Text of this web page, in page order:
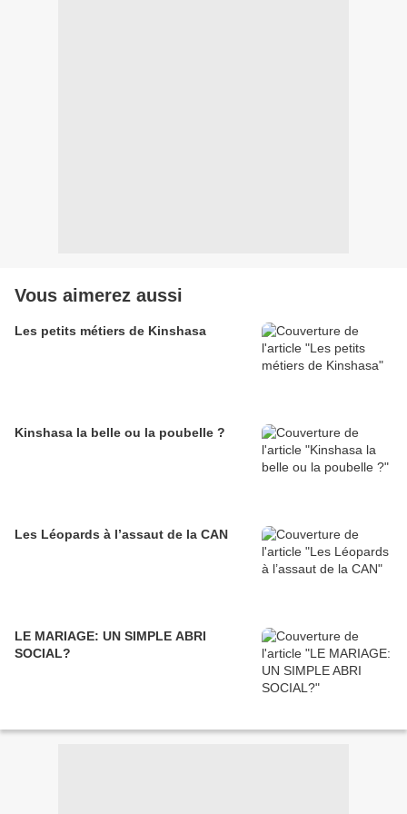
Vous aimerez aussi
Les petits métiers de Kinshasa
Kinshasa la belle ou la poubelle ?
Les Léopards à l’assaut de la CAN
LE MARIAGE: UN SIMPLE ABRI
SOCIAL?